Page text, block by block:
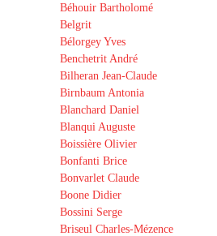
Béhouir Bartholomé
Belgrit
Bélorgey Yves
Benchetrit André
Bilheran Jean-Claude
Birnbaum Antonia
Blanchard Daniel
Blanqui Auguste
Boissière Olivier
Bonfanti Brice
Bonvarlet Claude
Boone Didier
Bossini Serge
Briseul Charles-Mézence